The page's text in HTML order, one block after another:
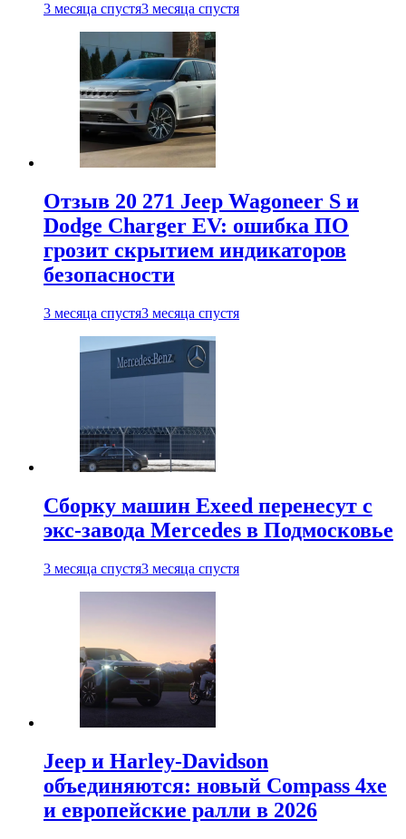
3 месяца спустя3 месяца спустя
Отзыв 20 271 Jeep Wagoneer S и
Dodge Charger EV: ошибка ПО
грозит скрытием индикаторов
безопасности
3 месяца спустя3 месяца спустя
Сборку машин Exeed перенесут с
экс-завода Mercedes в Подмосковье
3 месяца спустя3 месяца спустя
Jeep и Harley-Davidson
объединяются: новый Compass 4xe
и европейские ралли в 2026